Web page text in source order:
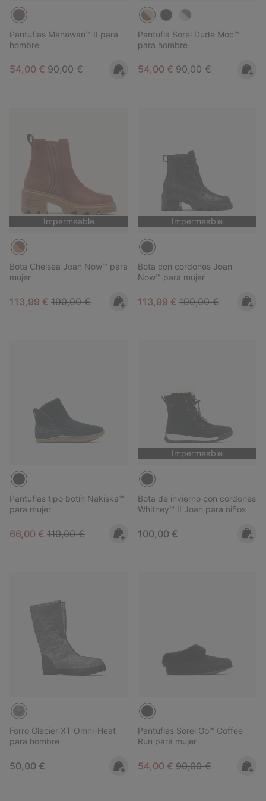
Pantuflas Manawan™ II para
hombre
Sale price:
54,00 € Regular price:
90,00 €
Pantufla Sorel Dude Moc™
para hombre
Sale price:
54,00 € Regular price:
90,00 €
Impermeable
Bota Chelsea Joan Now™ para
mujer
Sale price:
113,99 € Regular price:
190,00 €
Impermeable
Bota con cordones Joan
Now™ para mujer
Sale price:
113,99 € Regular price:
190,00 €
Pantuflas tipo botín Nakiska™
para mujer
Sale price:
66,00 € Regular price:
110,00 €
Impermeable
Bota de invierno con cordones
Whitney™ II Joan para niños
Regular price:
100,00 €
Forro Glacier XT Omni-Heat
para hombre
Regular price:
50,00 €
Pantuflas Sorel Go™ Coffee
Run para mujer
Sale price:
54,00 € Regular price:
90,00 €